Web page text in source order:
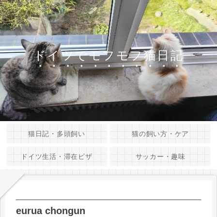
ドイツでモフモフ猫日記
猫日記・多頭飼い 猫の飼い方・ケア
ドイツ生活・滞在ビザ サッカー・趣味
eurua chongun